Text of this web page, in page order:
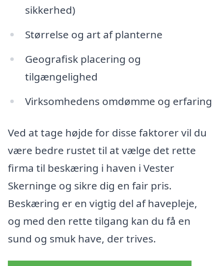
sikkerhed)
Størrelse og art af planterne
Geografisk placering og
tilgængelighed
Virksomhedens omdømme og erfaring
Ved at tage højde for disse faktorer vil du
være bedre rustet til at vælge det rette
firma til beskæring i haven i Vester
Skerninge og sikre dig en fair pris.
Beskæring er en vigtig del af havepleje,
og med den rette tilgang kan du få en
sund og smuk have, der trives.